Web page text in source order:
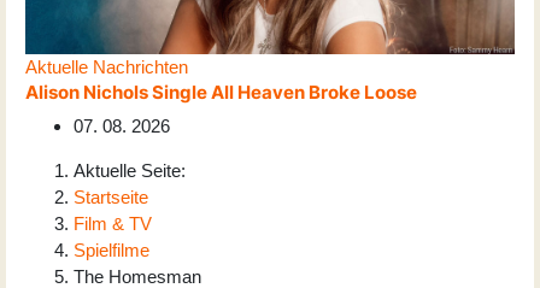
Aktuelle Nachrichten
Alison Nichols Single All Heaven Broke Loose
07. 08. 2026
Aktuelle Seite:
Startseite
Film & TV
Spielfilme
The Homesman